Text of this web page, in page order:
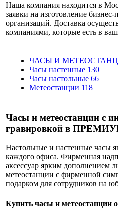
Наша компания находится в
заявки на изготовление
организаций. Доставка
компаниями, которые есть в
ЧАСЫ И
Часы настенные 130
Часы настольные 66
Метеостанции 118
Часы и метеостанции с
гравировкой в
Настольные и настенные часы
каждого офиса. Фирменная
аксессуар ярким дополнением
метеостанции с фирменной
подарком для сотрудников на
Купить часы и метеостанции